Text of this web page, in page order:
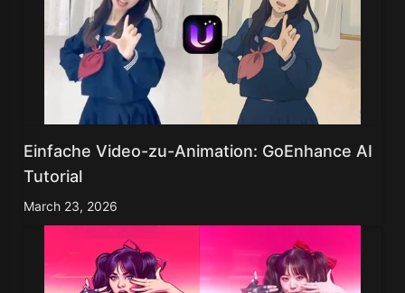
Einfache Video-zu-Animation: GoEnhance AI
Tutorial
March 23, 2026